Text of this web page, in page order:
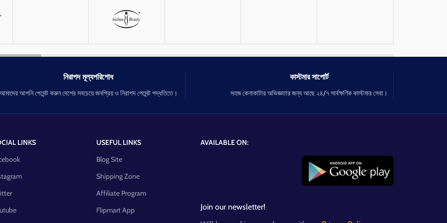
নিরাপদ মূল্যপরিশোধ
আপনি পেমেন্ট করুন দেশের সবচেয়ে জনপ্রিয় ও নিরাপদ পেমেন্ট পদ্ধতিতে।
কাস্টমার সাপোর্ট
সহজ কেনাকাটার অভিজ্ঞতার জন্য আছে ২৪/৭ সার্বক্ষণিক কাস্টমার সেবা।
LINKS
USEFUL LINKS
Blog Site
Shipping Zone
Affiliate Program
Flipmart App
AVAILABLE ON:
Join our newsletter!